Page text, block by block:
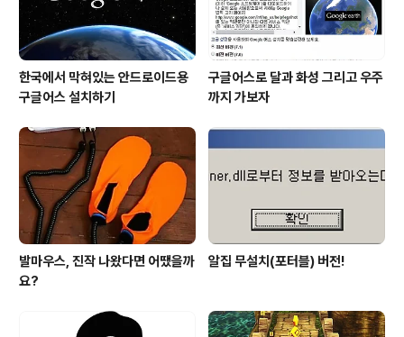
한국에서 막혀있는 안드로이드용
구글어스 설치하기
구글어스로 달과 화성 그리고 우주
까지 가보자
발마우스, 진작 나왔다면 어땠을까
요?
알집 무설치(포터블) 버전!